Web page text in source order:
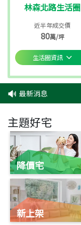
林森北路生活圈
近半年成交價
80萬/坪
生活圈資訊
最新消息
主題好宅
降價宅
新上架